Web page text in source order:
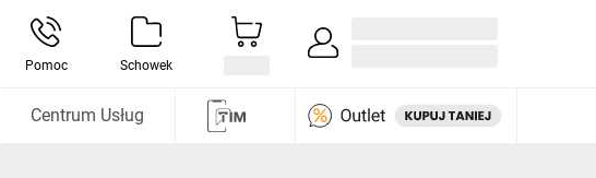
Pomoc Schowek
Centrum Usług